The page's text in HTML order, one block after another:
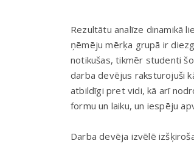
Rezultātu analīze dinamikā
ņēmēju mērķa grupā ir
notikušas, tikmēr studenti
darba devējus raksturojuši
atbildīgi pret vidi, kā arī
formu un laiku, un iespēju
Darba devēja izvēlē